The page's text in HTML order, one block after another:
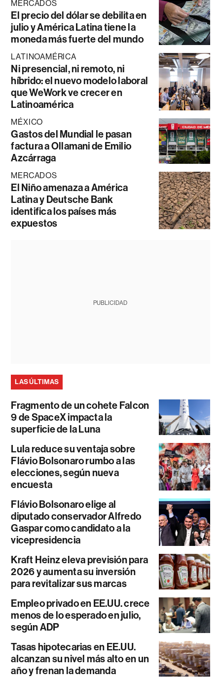
MERCADOS
El precio del dólar se debilita en
julio y América Latina tiene la
moneda más fuerte del mundo
LATINOAMÉRICA
Ni presencial, ni remoto, ni
híbrido: el nuevo modelo laboral
que WeWork ve crecer en
Latinoamérica
MÉXICO
Gastos del Mundial le pasan
factura a Ollamani de Emilio
Azcárraga
MERCADOS
El Niño amenaza a América
Latina y Deutsche Bank
identifica los países más
expuestos
PUBLICIDAD
LAS ÚLTIMAS
Fragmento de un cohete Falcon
9 de SpaceX impacta la
superficie de la Luna
Lula reduce su ventaja sobre
Flávio Bolsonaro rumbo a las
elecciones, según nueva
encuesta
Flávio Bolsonaro elige al
diputado conservador Alfredo
Gaspar como candidato a la
vicepresidencia
Kraft Heinz eleva previsión para
2026 y aumenta su inversión
para revitalizar sus marcas
Empleo privado en EE.UU. crece
menos de lo esperado en julio,
según ADP
Tasas hipotecarias en EE.UU.
alcanzan su nivel más alto en un
año y frenan la demanda